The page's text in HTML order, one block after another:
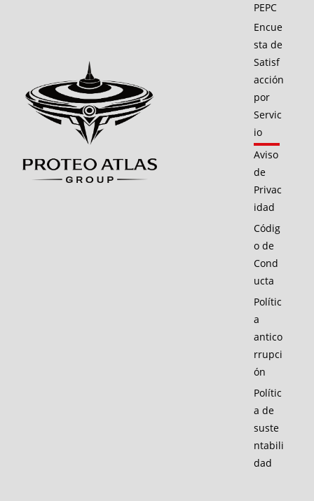
PEPC
Encue
sta de
Satisf
acción
por
Servic
io
Aviso
de
Privac
idad
Códig
o de
Cond
ucta
Polític
a
antico
rrupci
ón
Polític
a de
suste
ntabili
dad